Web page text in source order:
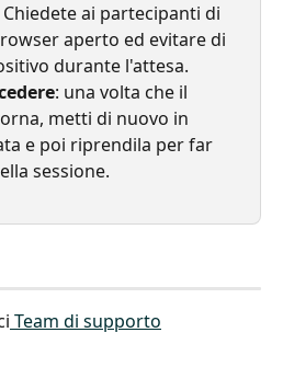
Chiedete ai partecipanti di
aperto ed evitare di
durante l'attesa.
: una volta che il
metti di nuovo in
e poi riprendila per far
sessione.
Team di supporto